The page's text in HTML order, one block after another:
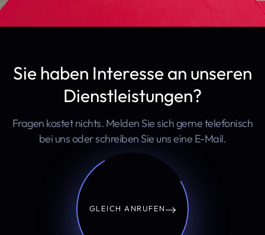
Sie haben Interesse an unseren
Dienstleistungen?
Fragen kostet nichts. Melden Sie sich gerne telefonisch
bei uns oder schreiben Sie uns eine E-Mail.
GLEICH ANRUFEN